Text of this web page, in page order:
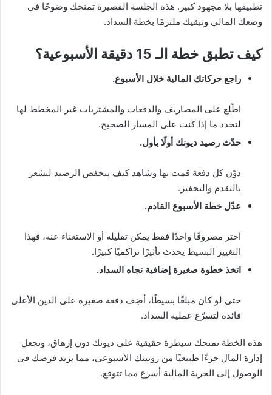
تطبيقها بلا مجهود كبير. هذه الجلسة القصيرة تمنحك وضوحًا في
وضعك المالي وتبقيك ملتزمًا بخطة السداد.
كيف تطبق خطة الـ 15 دقيقة الأسبوعية؟
راجع حركاتك المالية خلال الأسبوع.
اطّلع على المصاريف والدفعات والمشتريات غير المخطط لها
لتحدد ما إذا كنت على المسار الصحيح.
حدّث رصيد ديونك أولًا بأول.
دوّن كل دفعة قمت بها وشاهد كيف ينخفض الرصيد لتشعر
بالتقدم والتحفيز.
عدّل خطة الأسبوع القادم.
اختر مصروفًا واحدًا فقط يمكن تقليله أو الاستغناء عنه، فهذا
التغيير البسيط يحدث تأثيرًا تراكميًا كبيرًا.
اتخذ خطوة صغيرة إضافية تجاه السداد.
حتى لو كان مبلغًا بسيطًا، أضِف دفعة صغيرة على الدين الأعلى
فائدة لتسرّع عملية السداد.
هذه الخطة تمنحك سيطرة حقيقية على ديونك دون إرهاق، وتجعل
إدارة المال جزءًا طبيعيًا من روتينك الأسبوعي، مما يزيد فرصك في
الوصول إلى الحرية المالية أسرع مما تتوقع.